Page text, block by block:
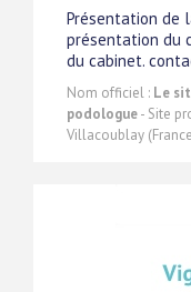
Présentation de
présentation du
du cabinet.
Nom officiel : Le
podologue- Site
Villacoublay